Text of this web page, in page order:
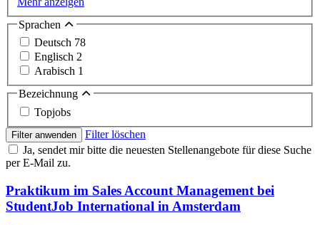
Sprachen
Deutsch 78
Englisch 2
Arabisch 1
Bezeichnung
Topjobs
Filter anwenden
Filter löschen
Ja, sendet mir bitte die neuesten Stellenangebote für diese Suche
per E-Mail zu.
Praktikum im Sales Account Management bei
StudentJob International in Amsterdam